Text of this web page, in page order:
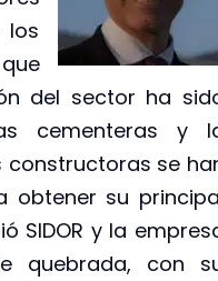
los
del sector ha
cementeras y
constructoras se
obtener su
SIDOR y la
quebrada, con